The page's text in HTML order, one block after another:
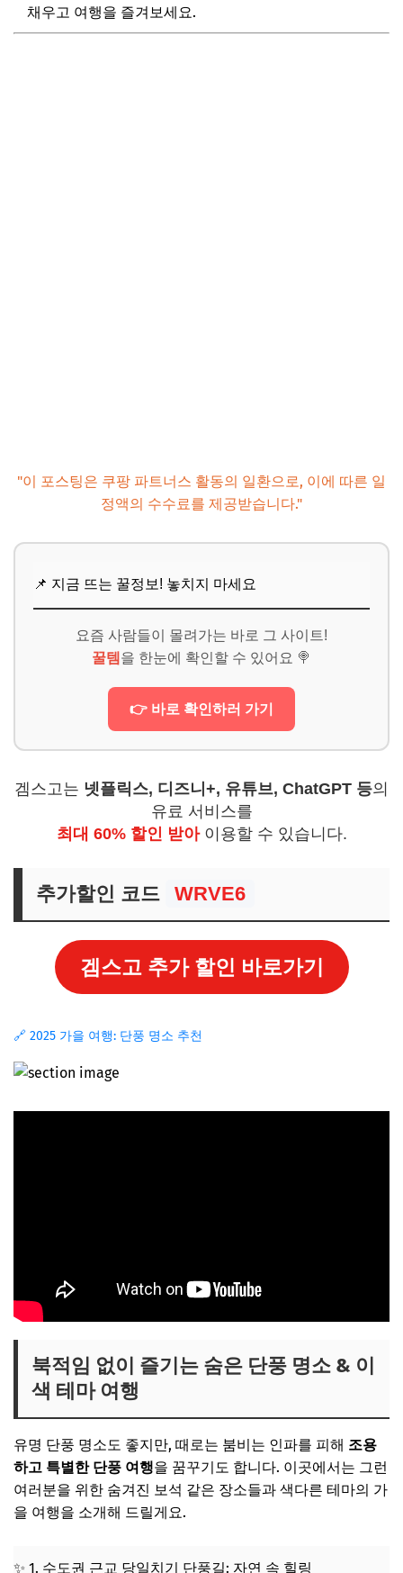
채우고 여행을 즐겨보세요.
"이 포스팅은 쿠팡 파트너스 활동의 일환으로, 이에 따른 일
정액의 수수료를 제공받습니다."
📌 지금 뜨는 꿀정보! 놓치지 마세요
요즘 사람들이 몰려가는 바로 그 사이트!
꿀템 을 한눈에 확인할 수 있어요 🍭
👉 바로 확인하러 가기
겜스고는 넷플릭스, 디즈니+, 유튜브, ChatGPT 등의
유료 서비스를
최대 60% 할인 받아이용할 수 있습니다.
추가할인 코드 WRVE6
겜스고 추가 할인 바로가기
🔗 2025 가을 여행: 단풍 명소 추천
북적임 없이 즐기는 숨은 단풍 명소 & 이
색 테마 여행
유명 단풍 명소도 좋지만, 때로는 붐비는 인파를 피해 조용
하고 특별한 단풍 여행을 꿈꾸기도 합니다. 이곳에서는 그런
여러분을 위한 숨겨진 보석 같은 장소들과 색다른 테마의 가
을 여행을 소개해 드릴게요.
✨ 1. 수도권 근교 당일치기 단풍길: 자연 속 힐링